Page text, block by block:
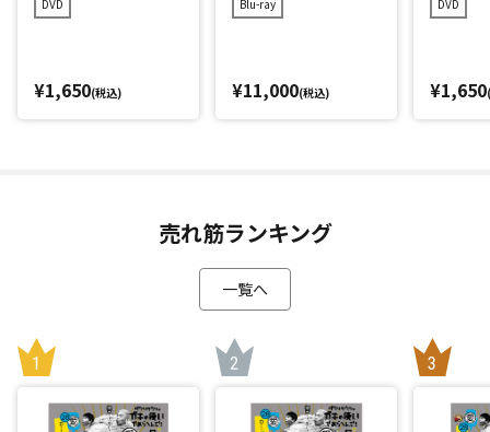
てはいけない地球防
DVD
¥1,650(税込)
(罰) 絶対に笑っ
Blu-ray
¥11,000(税込)
に笑っ
DVD
¥1,650
売れ筋ランキング
一覧へ